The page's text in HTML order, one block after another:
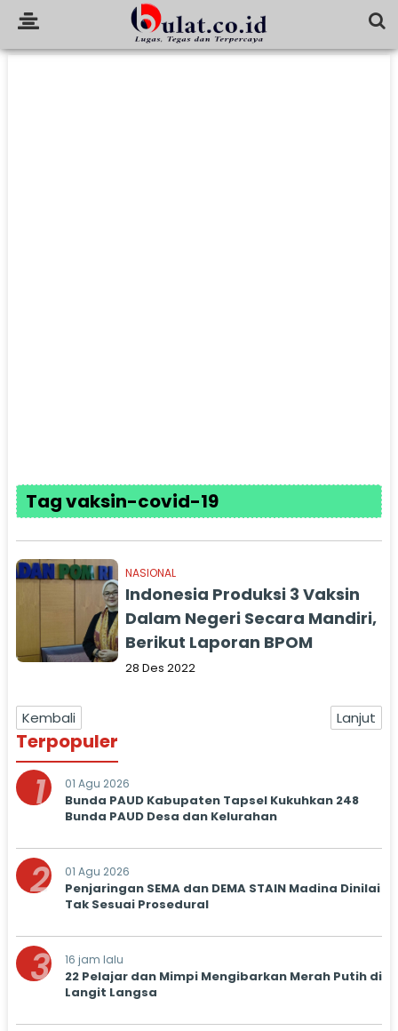
Tag vaksin-covid-19
NASIONAL
Indonesia Produksi 3 Vaksin
Dalam Negeri Secara Mandiri,
Berikut Laporan BPOM
28 Des 2022
Kembali Lanjut
Terpopuler
1 01 Agu 2026
Bunda PAUD Kabupaten Tapsel Kukuhkan 248
Bunda PAUD Desa dan Kelurahan
2 01 Agu 2026
Penjaringan SEMA dan DEMA STAIN Madina Dinilai
Tak Sesuai Prosedural
3 16 jam lalu
22 Pelajar dan Mimpi Mengibarkan Merah Putih di
Langit Langsa